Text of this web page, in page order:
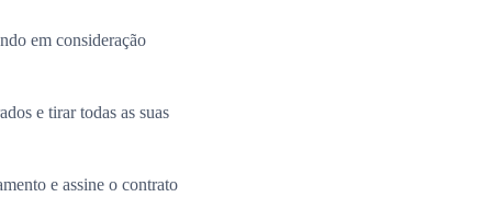
em consideração
e tirar todas as suas
e assine o contrato